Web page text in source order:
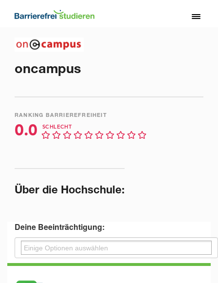
oncampus
RANKING BARRIEREFREIHEIT
0.0 SCHLECHT
Über die Hochschule:
Deine Beeinträchtigung: